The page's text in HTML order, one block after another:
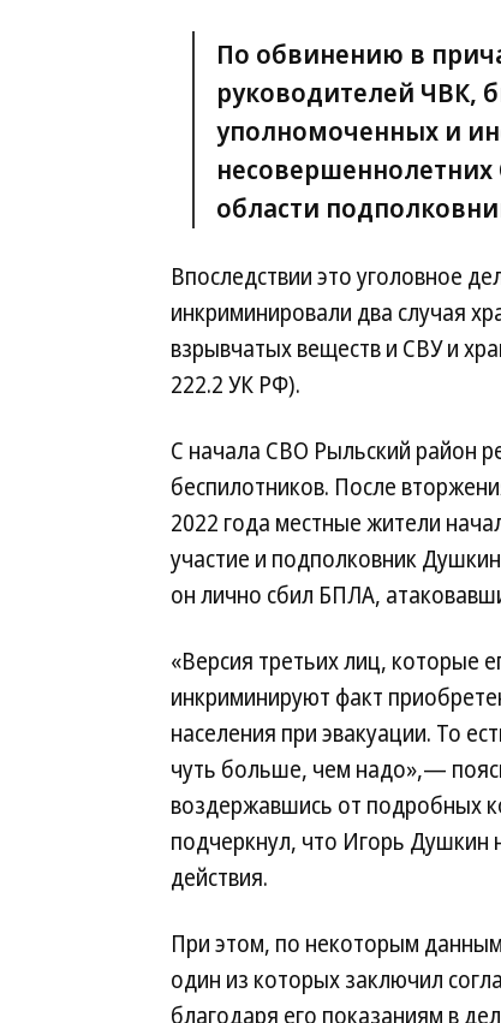
По обвинению в
руководителей ЧВК,
уполномоченных и
области
Впоследствии это уголовное
инкриминировали два случая
взрывчатых веществ и СВУ и
222.2 УК РФ).
С начала СВО Рыльский район
беспилотников. После
2022 года местные жители
участие и подполковник
он лично сбил БПЛА,
«Версия третьих лиц, которые
инкриминируют факт
населения при эвакуации. То
чуть больше, чем надо»,—
воздержавшись от подробных
подчеркнул, что Игорь Душкин
действия.
При этом, по некоторым
один из которых заключил
благодаря его показаниям в